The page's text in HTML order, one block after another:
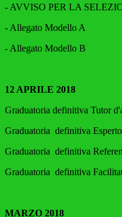
- AVVISO PER LA
- Allegato Modello A
- Allegato Modello B
12 APRILE 2018
Graduatoria definitiva Tutor
Graduatoria definitiva
Graduatoria definitiva
Graduatoria definitiva
MARZO 2018